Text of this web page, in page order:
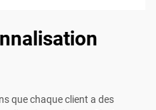
que chaque client a des